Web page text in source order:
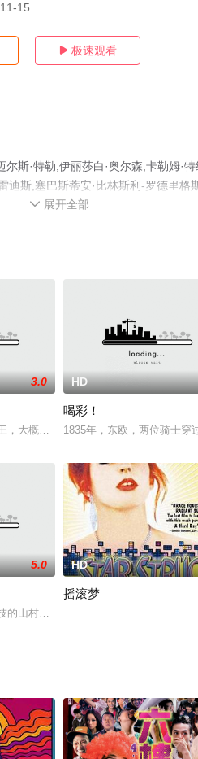
15
 极速观看
斯·特勒,伊丽莎白·奥尔森,卡勒姆·特
迪斯,塞巴斯蒂安·比林斯利-罗德里格
,丹尼·麦克,凯尔·沃伦等演员精彩演
 展开全部
有密切往来并有亿万财产的伯爵夫人
3.0
，大概没有哪个比乾隆皇帝（刘永 饰）
HD
喝彩！
1835年，东欧，两位骑士穿
鸡翅短缺问题以及禁毒战大肆调侃，全
5.0
的山村姑娘柳心茹，因为母亲临终前给
HD
摇滚梦